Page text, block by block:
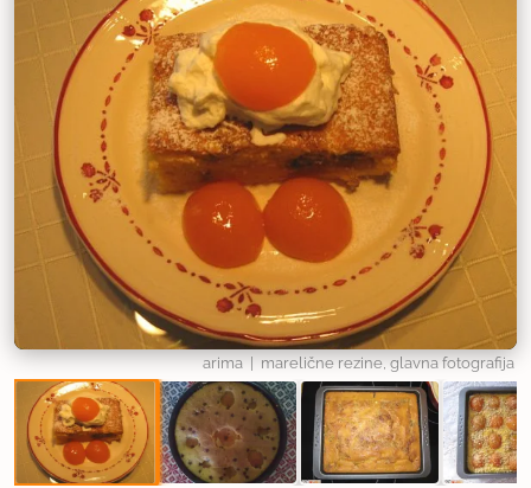
arima | marelične rezine, glavna fotografija